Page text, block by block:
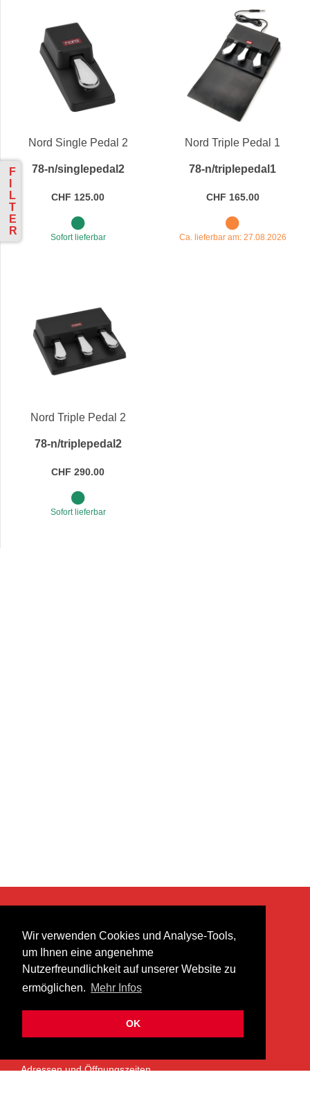
Wir verwenden Cookies und Analyse-Tools,
um Ihnen eine angenehme
Nutzerfreundlichkeit auf unserer Website zu
ermöglichen. Mehr Infos
OK
F
L
T
E
R
Nord Single Pedal 2
78-n/singlepedal2
CHF 125.00
Sofort lieferbar
Nord Triple Pedal 1
78-n/triplepedal1
CHF 165.00
Ca. lieferbar am: 27.08.2026
Nord Triple Pedal 2
78-n/triplepedal2
CHF 290.00
Sofort lieferbar
heer musik ag
Lättenstrasse 35
8952 Schlieren
info@heermusic.com
ÜBER UNS
Adressen und Öffnungszeiten